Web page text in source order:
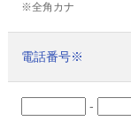
※全角カナ
電話番号※
-